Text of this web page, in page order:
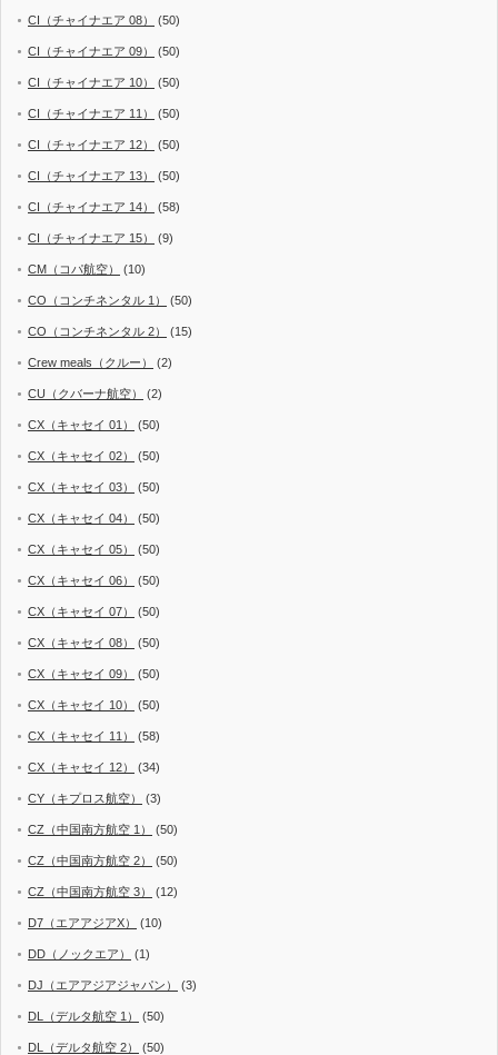
CI（チャイナエア 08） (50)
CI（チャイナエア 09） (50)
CI（チャイナエア 10） (50)
CI（チャイナエア 11） (50)
CI（チャイナエア 12） (50)
CI（チャイナエア 13） (50)
CI（チャイナエア 14） (58)
CI（チャイナエア 15） (9)
CM（コパ航空） (10)
CO（コンチネンタル 1） (50)
CO（コンチネンタル 2） (15)
Crew meals（クルー） (2)
CU（クバーナ航空） (2)
CX（キャセイ 01） (50)
CX（キャセイ 02） (50)
CX（キャセイ 03） (50)
CX（キャセイ 04） (50)
CX（キャセイ 05） (50)
CX（キャセイ 06） (50)
CX（キャセイ 07） (50)
CX（キャセイ 08） (50)
CX（キャセイ 09） (50)
CX（キャセイ 10） (50)
CX（キャセイ 11） (58)
CX（キャセイ 12） (34)
CY（キプロス航空） (3)
CZ（中国南方航空 1） (50)
CZ（中国南方航空 2） (50)
CZ（中国南方航空 3） (12)
D7（エアアジアX） (10)
DD（ノックエア） (1)
DJ（エアアジアジャパン） (3)
DL（デルタ航空 1） (50)
DL（デルタ航空 2） (50)